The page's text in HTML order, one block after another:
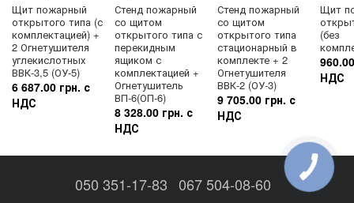
Щит пожарный
открытого типа (с
комплектацией) +
2 Огнетушителя
углекислотных
ВВК-3,5 (ОУ-5)
6 687.00 грн. с
НДС
Стенд пожарный
со щитом
открытого типа с
перекидным
ящиком с
комплектацией +
Огнетушитель
ВП-6(ОП-6)
8 328.00 грн. с
НДС
Стенд пожарный
со щитом
открытого типа
стационарный в
комплекте + 2
Огнетушителя
ВВК-2 (ОУ-3)
9 705.00 грн. с
НДС
Щит
(без
НДС
050 351-17-83 067 504-08-60